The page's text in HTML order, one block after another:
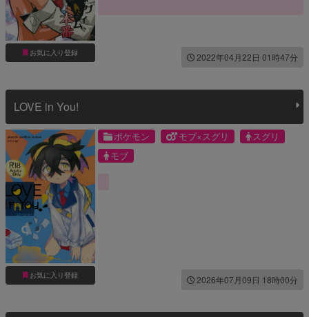
お気に入り登録 2022年04月22日 01時47分
LOVE in You!
お気に入り登録
ポケモン モブ×スグリ
スグリ
モブ
2026年07月09日 18時00分